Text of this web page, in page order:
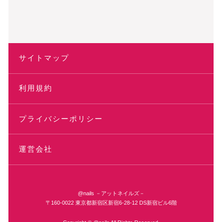
サイトマップ
利用規約
プライバシーポリシー
運営会社
@nails －アットネイルズ－
〒160-0022 東京都新宿区新宿6-28-12 DS新宿ビル6階